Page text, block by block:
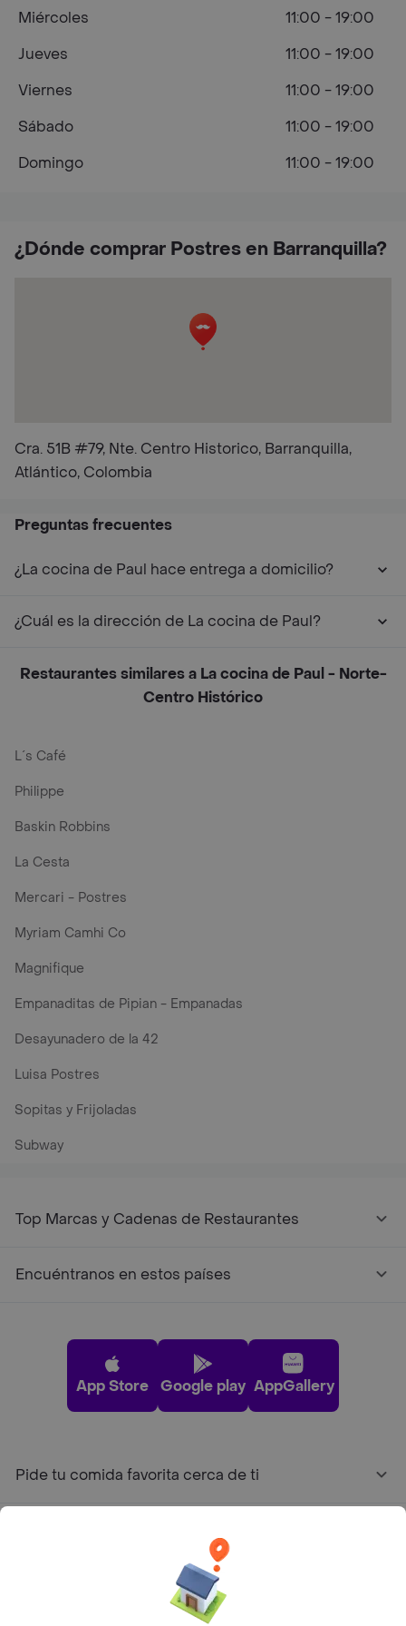
¿Dónde comprar Postres en Barranquilla?
Cra. 51B #79, Nte. Centro Historico, Barranquilla,
Atlántico, Colombia
Miércoles
11:00 - 19:00
Jueves
11:00 - 19:00
Viernes
11:00 - 19:00
Sábado
11:00 - 19:00
Domingo
11:00 - 19:00
Preguntas frecuentes
¿La cocina de Paul hace entrega a domicilio?
¿Cuál es la dirección de La cocina de Paul?
Restaurantes similares a La cocina de Paul - Norte-
Centro Histórico
L´s Café
Philippe
Baskin Robbins
La Cesta
Mercari - Postres
Myriam Camhi Co
Magnifique
Empanaditas de Pipian - Empanadas
Desayunadero de la 42
Luisa Postres
Sopitas y Frijoladas
Subway
Top Marcas y Cadenas de Restaurantes
Encuéntranos en estos países
App Store Google play AppGallery
Pide tu comida favorita cerca de ti